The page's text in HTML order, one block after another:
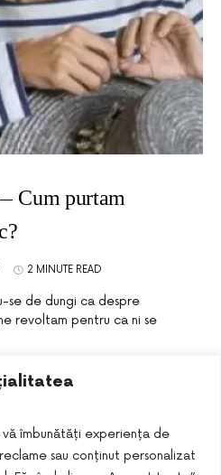
îmbunătăți experiența de
sau conținut personalizat
Cum purtam
2 MINUTE READ
se de dungi ca despre
revoltam pentru ca ni se